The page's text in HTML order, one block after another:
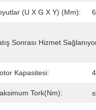
(U X G X Y) (mm):
Sonrası Hizmet
Kapasitesi:
Tork(Nm):